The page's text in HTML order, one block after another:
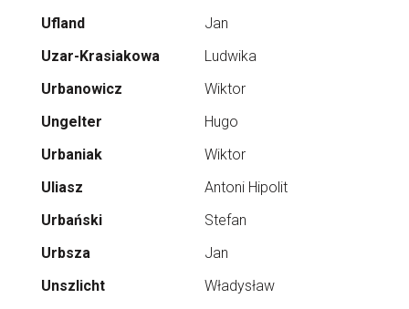
Ufland
Jan
Uzar-Krasiakowa
Ludwika
Urbanowicz
Wiktor
Ungelter
Hugo
Urbaniak
Wiktor
Uliasz
Antoni Hipolit
Urbański
Stefan
Urbsza
Jan
Unszlicht
Władysław